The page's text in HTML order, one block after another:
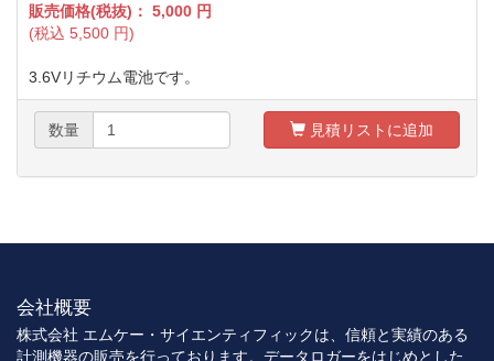
販売価格(税抜)： 5,000 円
(税込 5,500 円)
3.6Vリチウム電池です。
数量 見積リストに追加
会社概要
株式会社 エムケー・サイエンティフィックは、信頼と実績のある
計測機器の販売を行っております。データロガーをはじめとした